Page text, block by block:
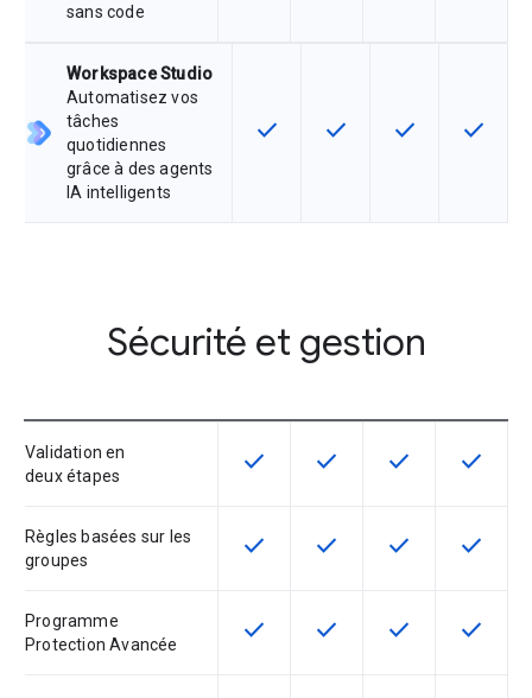
sans code
Workspace Studio
Automatisez vos
tâches
quotidiennes
grâce à des agents
IA intelligents
Cette fonctionnalité est
check Cette fonctionnalité est
check Cette
check Cette
check
Sécurité et gestion
Validation en
deux étapes
Cette fonctionnalité est disponible
check Cette fonctionnalité est
check Cette
check Cette
check
Règles basées sur les
groupes
Cette fonctionnalité est disponible
check Cette fonctionnalité est
check Cette
check Cette
check
Programme
Protection Avancée
Cette fonctionnalité est disponible
check Cette fonctionnalité est
check Cette
check Cette
check